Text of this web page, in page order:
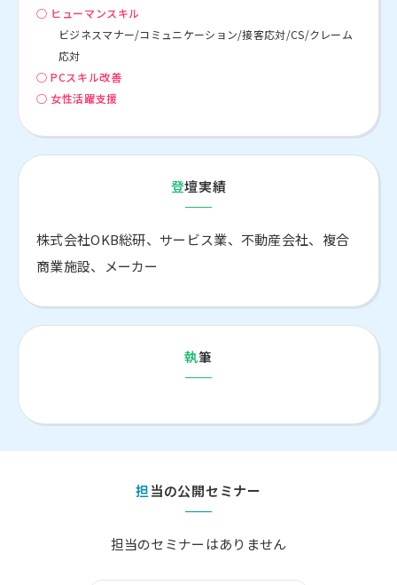
○ ヒューマンスキル
ビジネスマナー/コミュニケーション/接客応対/CS/クレーム
応対
○ PCスキル改善
○ 女性活躍支援
登壇実績
株式会社OKB総研、サービス業、不動産会社、複合
商業施設、メーカー
執筆
担当の公開セミナー
担当のセミナーはありません